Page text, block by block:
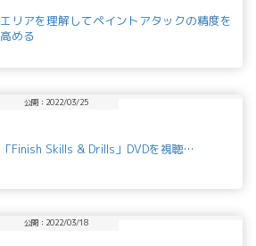
エリアを理解してペイントアタックの精度を
高める
公開：2022/03/25
「Finish Skills & Drills」DVDを視聴…
公開：2022/03/18